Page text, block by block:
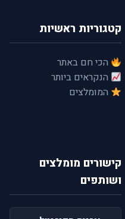
קטגוריות ראשיות
הכי חם באתר
הנקראים ביותר
המומלצים
קישורים מומלצים
ושותפים